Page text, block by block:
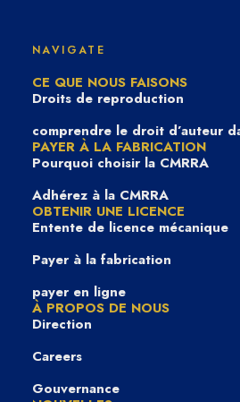
NAVIGATE
CE QUE NOUS FAISONS
Droits de reproduction
comprendre le droit d’auteur
PAYER À LA FABRICATION
Pourquoi choisir la CMRRA
Adhérez à la CMRRA
OBTENIR UNE LICENCE
Entente de licence mécanique
Payer à la fabrication
payer en ligne
À PROPOS DE NOUS
Direction
Careers
Gouvernance
Rien Trouvé
Désolé, mais rien ne correspond
recherche. Merci de réessayer
clés.